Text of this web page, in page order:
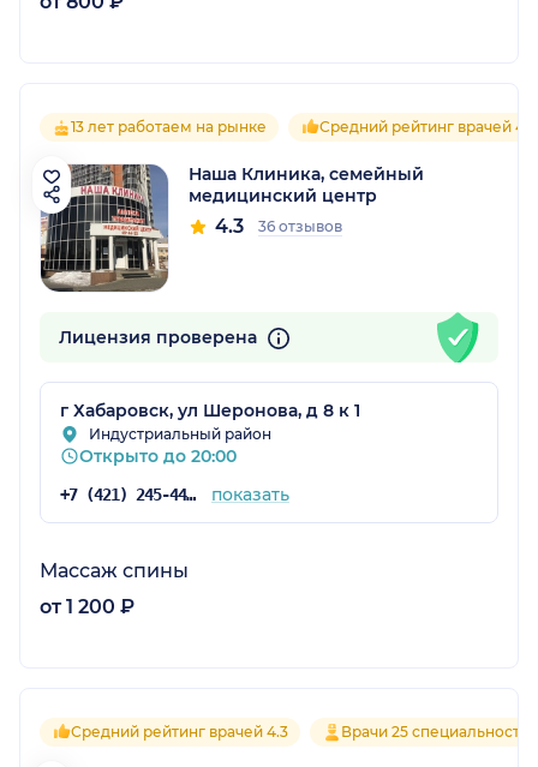
13 лет работаем на рынке Средний рейтинг врачей 4.2
Наша Клиника, семейный
медицинский центр
4.3 36 отзывов
Лицензия проверена
г Хабаровск, ул Шеронова, д 8 к 1
Индустриальный район
Открыто до 20:00
+7 (421) 245-44-22 показать
Массаж спины
от 1 200 ₽
Средний рейтинг врачей 4.3 Врачи 25 специальностей